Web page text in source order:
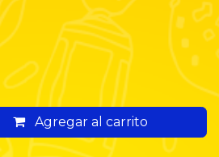
Agregar al carrito